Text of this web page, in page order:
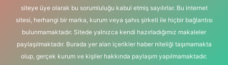
siteye üye olarak bu sorumluluğu kabul etmiş sayılırlar. Bu internet
sitesi, herhangi bir marka, kurum veya şahıs şirketi ile hiçbir bağlantısı
bulunmamaktadır. Sitede yalnızca kendi hazırladığımız makaleler
paylaşılmaktadır. Burada yer alan içerikler haber niteliği taşımamakta
olup, gerçek kurum ve kişiler hakkında paylaşım yapılmamaktadır.